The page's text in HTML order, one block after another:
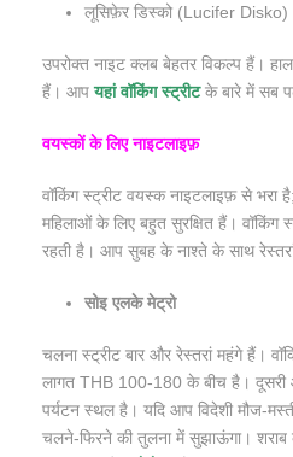
लूसिफ़ेर डिस्को (Lucifer Disko)
उपरोक्त नाइट क्लब बेहतर विकल्प हैं।
हैं। आपयहां वॉकिंग स्ट्रीटके बारे में सब
वयस्कोंकेलिएनाइटलाइफ़
वॉकिंग स्ट्रीट वयस्क नाइटलाइफ़ से
महिलाओं के लिए बहुत सुरक्षित हैं।
रहती है। आप सुबह के नाश्ते के साथ
सोइ एलके मेट्रो
चलना स्ट्रीट बार और रेस्तरां महंगे हैं।
लागत THB 100-180 के बीच है। दूसरी
पर्यटन स्थल है। यदि आप विदेशी मौज-
चलने-फिरने की तुलना में सुझाऊंगा। शराब